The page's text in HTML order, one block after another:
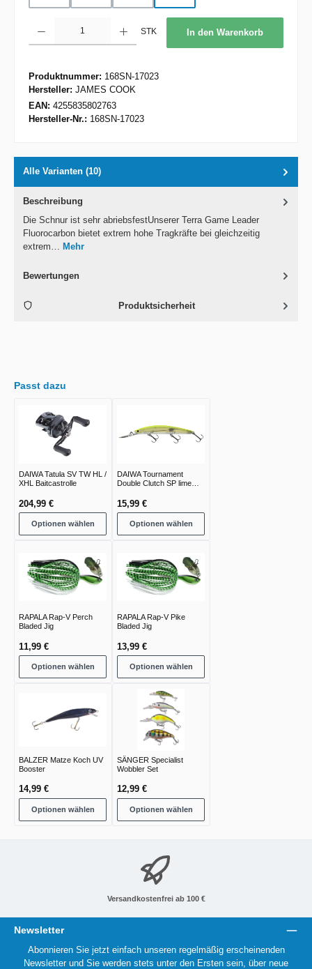
STK In den Warenkorb
Produktnummer: 168SN-17023
Hersteller: JAMES COOK
EAN: 4255835802763
Hersteller-Nr.: 168SN-17023
Alle Varianten (10)
Beschreibung
Die Schnur ist sehr abriebsfestUnserer Terra Game Leader
Fluorocarbon bietet extrem hohe Tragkräfte bei gleichzeitig
extrem…
Mehr
Bewertungen
Produktsicherheit
Passt dazu
DAIWA Tatula SV TW HL /
XHL Baitcastrolle
204,99 €
Optionen wählen
DAIWA Tournament
Double Clutch SP lime
15,99 €
Optionen wählen
RAPALA Rap-V Perch
Bladed Jig
11,99 €
Optionen wählen
RAPALA Rap-V Pike
Bladed Jig
13,99 €
Optionen wählen
BALZER Matze Koch UV
Booster
14,99 €
Optionen wählen
SÄNGER Specialist
Wobbler Set
12,99 €
Optionen wählen
Versandkostenfrei ab 100 €
Newsletter
Abonnieren Sie jetzt einfach unseren regelmäßig erscheinenden
Newsletter und Sie werden stets unter den Ersten sein, über neue